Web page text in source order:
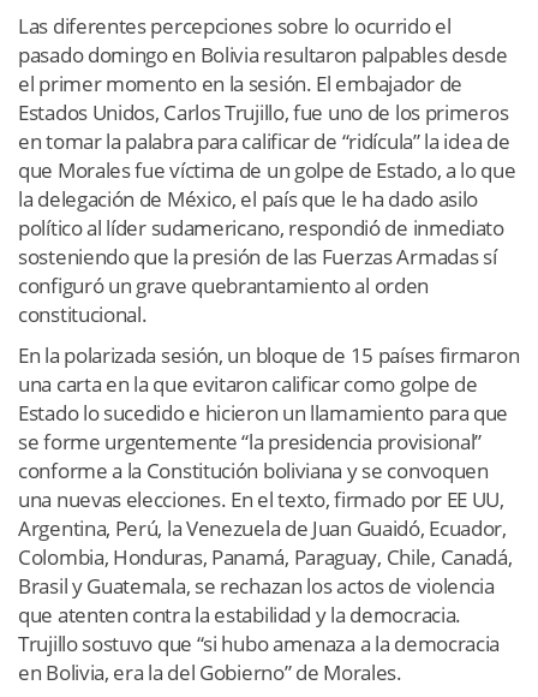
Las diferentes percepciones sobre lo ocurrido el
pasado domingo en Bolivia resultaron palpables desde
el primer momento en la sesión. El embajador de
Estados Unidos, Carlos Trujillo, fue uno de los primeros
en tomar la palabra para calificar de “ridícula” la idea de
que Morales fue víctima de un golpe de Estado, a lo que
la delegación de México, el país que le ha dado asilo
político al líder sudamericano, respondió de inmediato
sosteniendo que la presión de las Fuerzas Armadas sí
configuró un grave quebrantamiento al orden
constitucional.
En la polarizada sesión, un bloque de 15 países firmaron
una carta en la que evitaron calificar como golpe de
Estado lo sucedido e hicieron un llamamiento para que
se forme urgentemente “la presidencia provisional”
conforme a la Constitución boliviana y se convoquen
una nuevas elecciones. En el texto, firmado por EE UU,
Argentina, Perú, la Venezuela de Juan Guaidó, Ecuador,
Colombia, Honduras, Panamá, Paraguay, Chile, Canadá,
Brasil y Guatemala, se rechazan los actos de violencia
que atenten contra la estabilidad y la democracia.
Trujillo sostuvo que “si hubo amenaza a la democracia
en Bolivia, era la del Gobierno” de Morales.